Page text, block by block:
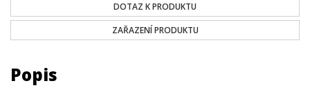
DOTAZ K PRODUKTU
ZAŘAZENÍ PRODUKTU
Popis